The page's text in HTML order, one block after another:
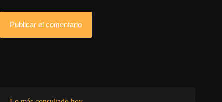
Publicar el comentario